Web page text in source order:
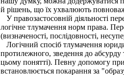
й рішень, що їх ухвалюють
У правозастосовній діяльності
логічне тлумачення норм права.
(визначеності, послідовності,
Логічний спосіб тлумачення
протилежного, зведення до
цьому понятті). Певну допомогу
встановлюється покарання за